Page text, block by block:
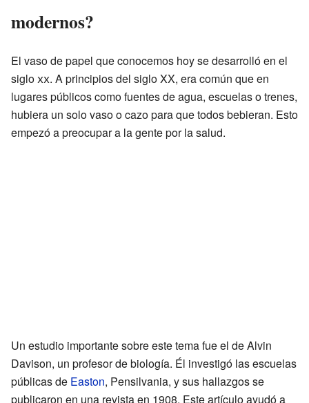
modernos?
El vaso de papel que conocemos hoy se desarrolló en el
sigloxx. A principios del siglo XX, era común que en
lugares públicos como fuentes de agua, escuelas o trenes,
hubiera un solo vaso o cazo para que todos bebieran. Esto
empezó a preocupar a la gente por la salud.
Un estudio importante sobre este tema fue el de Alvin
Davison, un profesor de biología. Él investigó las escuelas
públicas de Easton, Pensilvania, y sus hallazgos se
publicaron en una revista en 1908. Este artículo ayudó a